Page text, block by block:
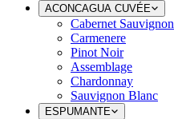
ACONCAGUA CUVÉE
Cabernet Sauvignon
Carmenere
Pinot Noir
Assemblage
Chardonnay
Sauvignon Blanc
ESPUMANTE